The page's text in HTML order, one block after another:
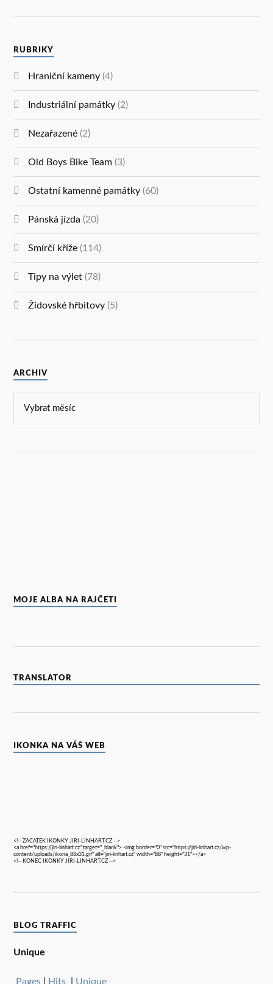
RUBRIKY
Hraniční kameny (4)
Industriální památky (2)
Nezařazené (2)
Old Boys Bike Team (3)
Ostatní kamenné památky (60)
Pánská jízda (20)
Smírčí kříže (114)
Tipy na výlet (78)
Židovské hřbitovy (5)
ARCHIV
MOJE ALBA NA RAJČETI
TRANSLATOR
IKONKA NA VÁŠ WEB
<!-- ZACATEK IKONKY JIRI-LINHART.CZ -->
<a href="https://jiri-linhart.cz" target="_blank"> <img border="0" src="https://jiri-linhart.cz/wp-
content/uploads/ikona_88x31.gif" alt="jiri-linhart.cz" width="88" height="31"></a>
<!-- KONEC IKONKY JIRI-LINHART.CZ -->
BLOG TRAFFIC
Unique
Pages Hits Unique